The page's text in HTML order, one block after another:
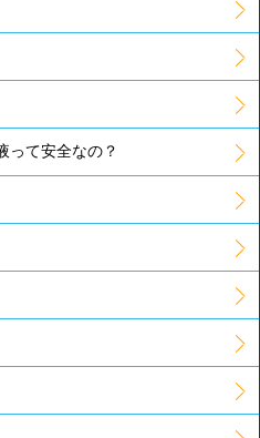
って安全なの？